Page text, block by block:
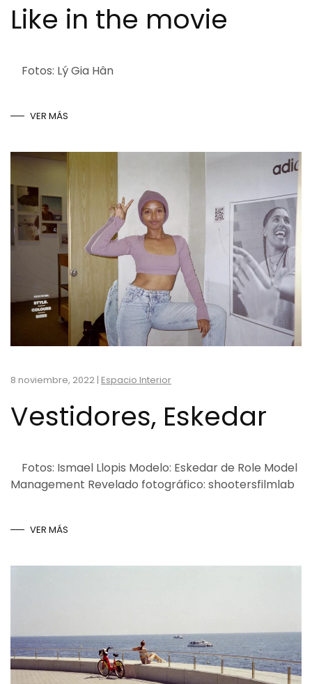
Like in the movie
Fotos: Lý Gia Hân
VER MÁS
8 noviembre, 2022 | Espacio Interior
Vestidores, Eskedar
Fotos: Ismael Llopis Modelo: Eskedar de Role Model
Management Revelado fotográfico: shootersfilmlab
VER MÁS